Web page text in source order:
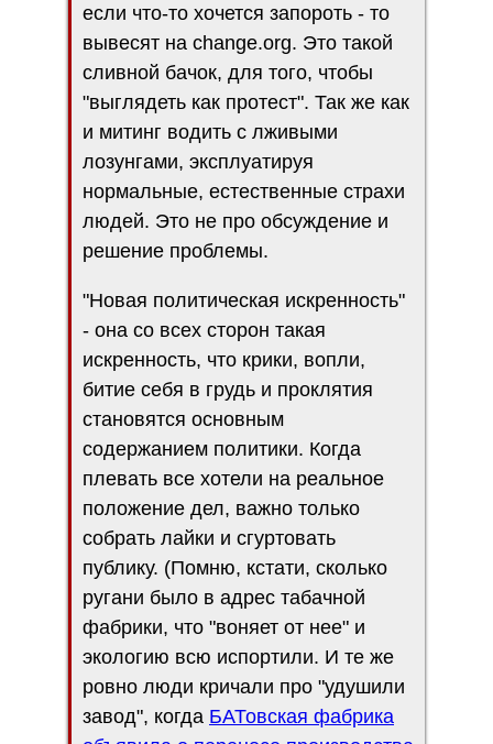
если что-то хочется запороть - то
вывесят на change.org. Это такой
сливной бачок, для того, чтобы
"выглядеть как протест". Так же как
и митинг водить с лживыми
лозунгами, эксплуатируя
нормальные, естественные страхи
людей. Это не про обсуждение и
решение проблемы.
"Новая политическая искренность"
- она со всех сторон такая
искренность, что крики, вопли,
битие себя в грудь и проклятия
становятся основным
содержанием политики. Когда
плевать все хотели на реальное
положение дел, важно только
собрать лайки и сгуртовать
публику. (Помню, кстати, сколько
ругани было в адрес табачной
фабрики, что "воняет от нее" и
экологию всю испортили. И те же
ровно люди кричали про "удушили
завод", когда БАТовская фабрика